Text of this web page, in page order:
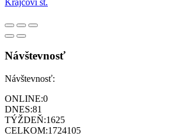
Návštevnosť
Návštevnosť:
ONLINE:0
DNES:81
TÝŽDEŇ:1625
CELKOM:1724105